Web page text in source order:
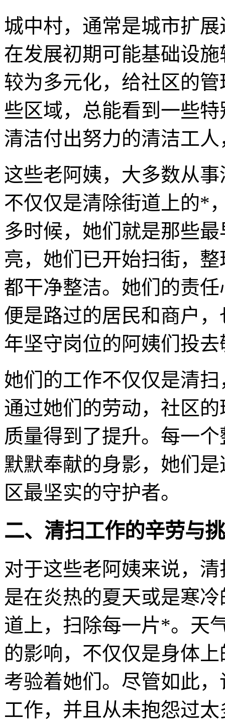
城中村，通常是城市扩
在发展初期可能基础设
较为多元化，给社区的
些区域，总能看到一些
清洁付出努力的清洁工
这些老阿姨，大多数从
不仅仅是清除街道上的*
多时候，她们就是那些
亮，她们已开始扫街，
都干净整洁。她们的责
便是路过的居民和商户
年坚守岗位的阿姨们投
她们的工作不仅仅是清
通过她们的劳动，社区
质量得到了提升。每一
默默奉献的身影，她们
区最坚实的守护者。
二、清扫工作的辛劳与
对于这些老阿姨来说，
是在炎热的夏天或是寒
道上，扫除每一片*。天
的影响，不仅仅是身体
考验着她们。尽管如此
工作，并且从未抱怨过太